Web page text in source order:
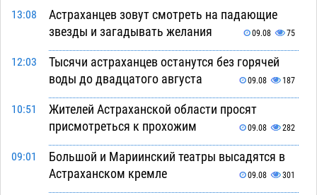
13:08
Астраханцев зовут смотреть на падающие
звезды и загадывать желания
09.08 75
12:03
Тысячи астраханцев останутся без горячей
воды до двадцатого августа
09.08 187
10:51
Жителей Астраханской области просят
присмотреться к прохожим
09.08 282
09:01
Большой и Мариинский театры высадятся в
Астраханском кремле
09.08 301